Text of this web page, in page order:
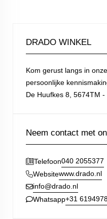
DRADO WINKEL
Kom gerust langs in
persoonlijke
De Huufkes 8, 5674TM -
Neem contact met
Telefoon040 2055377
Websitewww.drado.nl
info@drado.nl
Whatsapp+31